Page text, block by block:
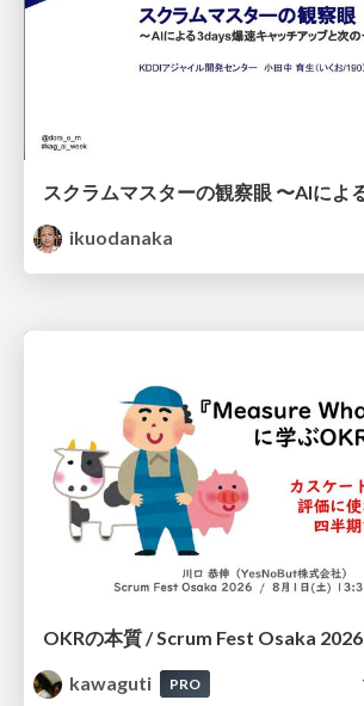
ikuodanaka
OKRの本質 / Scrum Fest Osaka 2026
kawaguti
PRO